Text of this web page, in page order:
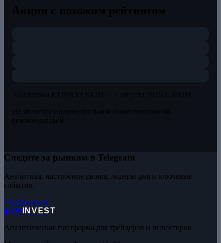
Следите за рынком в Telegram
Аналитика, настроение рынка, лидеры дня и ключевые
события.
Подписаться
ETP
INVEST
Аналитическая платформа для трейдеров и инвесторов